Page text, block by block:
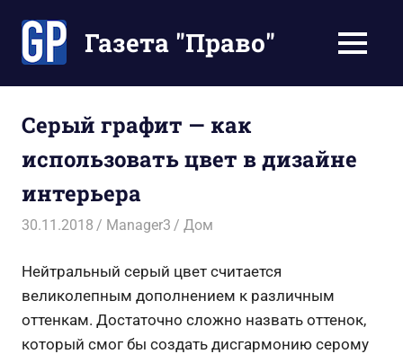
содержимомуГазета "Право"
экономят
Ваше
время
МЕНЮ
Серый графит — как
использовать цвет в дизайне
интерьера
30.11.2018 Manager3 Дом
Нейтральный серый цвет считается
великолепным дополнением к различным
оттенкам. Достаточно сложно назвать оттенок,
который смог бы создать дисгармонию серому